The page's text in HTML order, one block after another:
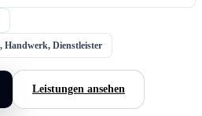
Dienstleister
Leistungen ansehen